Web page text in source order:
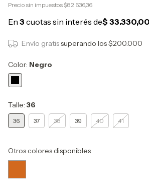
Precio sin impuestos $82.636,36
Envío gratissuperando los$200.000
Color: Negro
Talle: 36
36 37 38 39 40 41
Otros colores disponibles